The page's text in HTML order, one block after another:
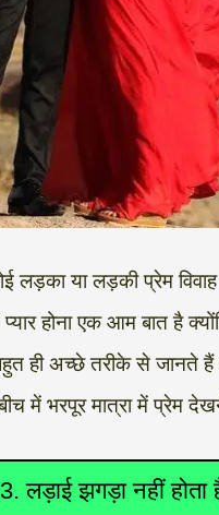
लड़का या लड़की प्रेम
होना एक आम बात है
ही अच्छे तरीके से जानते
में भरपूर मात्रा में प्रेम
3. लड़ाई झगड़ा नहीं होता